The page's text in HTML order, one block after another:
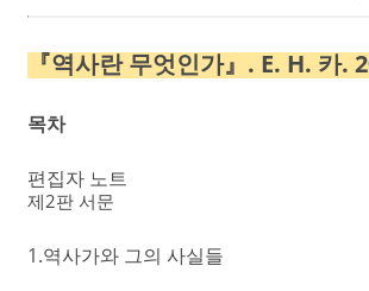
『역사란 무엇인가』. E. H. 카.
목차
편집자 노트
제2판 서문
1.역사가와 그의 사실들